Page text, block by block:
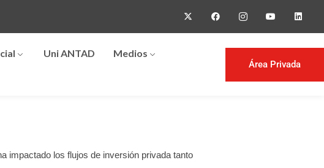
Uni ANTAD
Medios
Área Privada
impactado los flujos de inversión privada tanto